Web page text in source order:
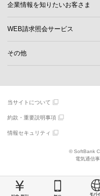
企業情報を知りたいお客さま
WEB請求照会サービス
その他
当サイトについて
約款・重要説明事項
情報セキュリティ
© SoftBank
電気通信